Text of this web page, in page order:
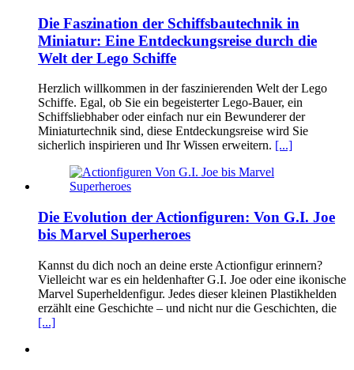
Die Faszination der Schiffsbautechnik in
Miniatur: Eine Entdeckungsreise durch die
Welt der Lego Schiffe
Herzlich willkommen in der faszinierenden Welt der Lego
Schiffe. Egal, ob Sie ein begeisterter Lego-Bauer, ein
Schiffsliebhaber oder einfach nur ein Bewunderer der
Miniaturtechnik sind, diese Entdeckungsreise wird Sie
sicherlich inspirieren und Ihr Wissen erweitern. [...]
Die Evolution der Actionfiguren: Von G.I. Joe
bis Marvel Superheroes
Kannst du dich noch an deine erste Actionfigur erinnern?
Vielleicht war es ein heldenhafter G.I. Joe oder eine ikonische
Marvel Superheldenfigur. Jedes dieser kleinen Plastikhelden
erzählt eine Geschichte – und nicht nur die Geschichten, die
[...]